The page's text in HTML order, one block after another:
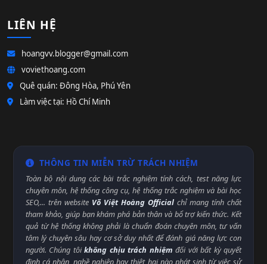
LIÊN HỆ
hoangvv.blogger@gmail.com
voviethoang.com
Quê quán: Đông Hòa, Phú Yên
Làm việc tại: Hồ Chí Minh
THÔNG TIN MIỄN TRỪ TRÁCH NHIỆM
Toàn bộ nội dung các bài trắc nghiệm tính cách, test năng lực
chuyên môn, hệ thống công cụ, hệ thống trắc nghiệm và bài học
SEO,... trên website Võ Việt Hoàng Official chỉ mang tính chất
tham khảo, giúp bạn khám phá bản thân và bổ trợ kiến thức. Kết
quả từ hệ thống không phải là chuẩn đoán chuyên môn, tư vấn
tâm lý chuyên sâu hay cơ sở duy nhất để đánh giá năng lực con
người. Chúng tôikhông chịu trách nhiệm đối với bất kỳ quyết
định cá nhân, nghề nghiệp hay thiệt hại nào phát sinh từ việc sử